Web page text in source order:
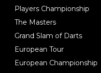
Players Championship
The Masters
Grand Slam of Darts
European Tour
European Championship